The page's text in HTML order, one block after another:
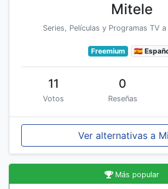
Mitele
Series, Películas y Programas TV
Freemium 🇪🇸
11
Votos
0
Reseñas
Ver alternativas a
Más popular